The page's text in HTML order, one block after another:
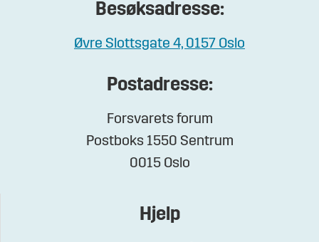
Besøksadresse:
Øvre Slottsgate 4, 0157 Oslo
Postadresse:
Forsvarets forum
Postboks 1550 Sentrum
0015 Oslo
Hjelp